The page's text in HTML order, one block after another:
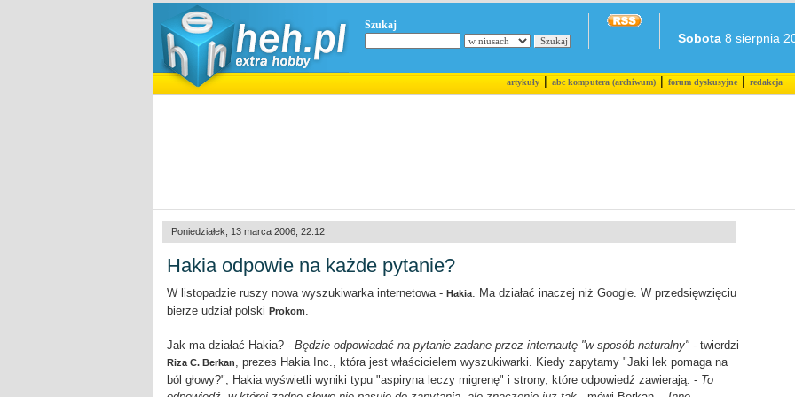
Szukaj
Sobota 8 sierpnia
artykuły|abc komputera (archiwum)|forum dyskusyjne|redakcja
Poniedziałek, 13 marca 2006, 22:12
Hakia odpowie na każde pytanie?
W listopadzie ruszy nowa wyszukiwarka internetowa - Hakia. Ma działać inaczej niż Google. W przedsięwzięciu
bierze udział polski Prokom.
Jak ma działać Hakia? - Będzie odpowiadać na pytanie zadane przez internautę "w sposób naturalny" - twierdzi
Riza C. Berkan, prezes Hakia Inc., która jest właścicielem wyszukiwarki. Kiedy zapytamy "Jaki lek pomaga na
ból głowy?", Hakia wyświetli wyniki typu "aspiryna leczy migrenę" i strony, które odpowiedź zawierają. - To